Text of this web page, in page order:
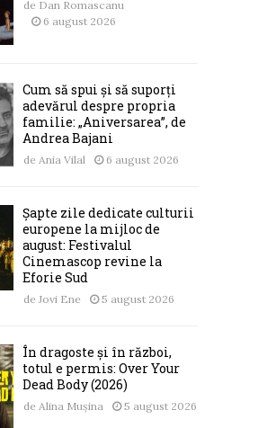
de Dan Romascanu
6 august 2026
Cum să spui și să suporți
adevărul despre propria
familie: „Aniversarea”, de
Andrea Bajani
de Ania Vilal 6 august 2026
Șapte zile dedicate culturii
europene la mijloc de
august: Festivalul
Cinemascop revine la
Eforie Sud
de Jovi Ene 5 august 2026
În dragoste și în război,
totul e permis: Over Your
Dead Body (2026)
de Alina Mușina 5 august 2026